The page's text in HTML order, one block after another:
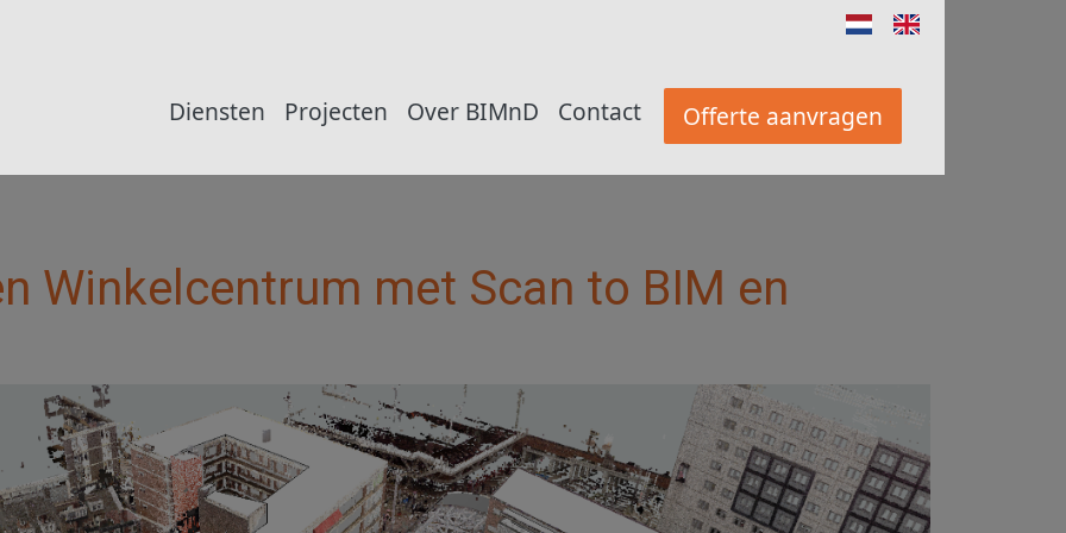
Main navigation
Diensten Projecten Over BIMnD Contact Offerte aanvragen
Winkelcentrum met Scan to BIM en